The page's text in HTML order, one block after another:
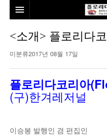
뉴스
동포
칼럼
김명열칼럼
본보특집
<소개> 플로리다
미분류2017년 08월 17일
플로리다코리아
(구)한겨레저널
이승봉 발행인 겸 편집인